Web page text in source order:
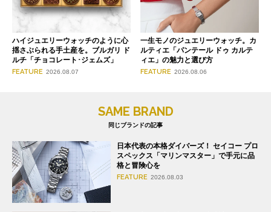
ハイジュエリーウォッチのように心
揺さぶられる手土産を。ブルガリ ド
ルチ「チョコレート･ジェムズ」
FEATURE 2026.08.07
一生モノのジュエリーウォッチ。カ
ルティエ「パンテール ドゥ カルテ
ィエ」の魅力と選び方
FEATURE 2026.08.06
SAME BRAND
同じブランドの記事
日本代表の本格ダイバーズ！ セイコー プロ
スペックス「マリンマスター」で手元に品
格と冒険心を
FEATURE 2026.08.03